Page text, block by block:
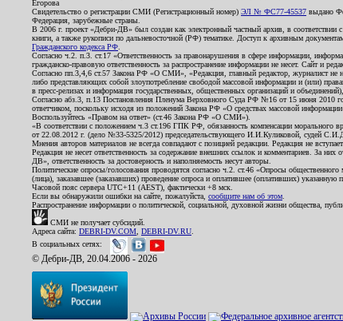
Егорова
Свидетельство о регистрации СМИ (Регистрационный номер) ЭЛ № ФС77-45537 выдано
Федерация, зарубежные страны.
В 2006 г. проект «Дебри-ДВ» был создан как электронный частный архив, в соответствии с
книги, а также рукописи по дальневосточной (РФ) тематике. Доступ к архивным
Гражданского кодекса РФ
Согласно ч.2. п.3. ст.17 «Ответственность за правонарушения в сфере информации,
гражданско-правовую ответственность за распространение информации не несет. Сайт и
Согласно пп.3,4,6 ст.57 Закона РФ «О СМИ», «Редакция, главный редактор, журналист не
либо представляющих собой злоупотребление свободой массовой информации и (или)
в пресс-релизах и информация государственных, общественных организаций и
Согласно абз.3, п.13 Постановления Пленума Верховного Суда РФ №16 от 15 июня 2010
ответчиком, поскольку исходя из положений Закона РФ «О средствах массовой
Воспользуйтесь «Правом на ответ» (ст.46 Закона РФ «О СМИ»).
«В соответствии с положением ч.3 ст.196 ГПК РФ, обязанность компенсации морального
от 22.08.2012 г. (дело №33-5325/2012) председательствующего И.И.Куликовой, судей
Мнения авторов материалов не всегда совпадают с позицией редакции. Редакция не
Редакция не несет ответственность за содержание внешних ссылок и комментариев. За
ДВ», ответственность за достоверность и наполняемость несут авторы.
Политические опросы/голосования проводятся согласно ч.2. ст.46 «Опросы
(лица), заказавшее (заказавших) проведение опроса и оплатившее (оплативших) указанную
Часовой пояс сервера UTC+11 (AEST), фактически +8 мск.
Если вы обнаружили ошибки на сайте, пожалуйста, сообщите нам об этом
Распространение информации о политической, социальной, духовной жизни общества,
СМИ не получает субсидий.
Адреса сайта: DEBRI-DV.COM DEBRI-DV.RU
В социальных сетях:
© Дебри-ДВ, 20.04.2006 - 2026